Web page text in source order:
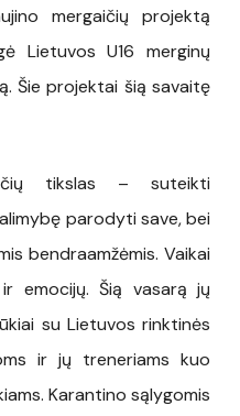
mergaičių projektą
Lietuvos U16 merginų
Šie projektai šią savaitę
tikslas – suteikti
parodyti save, bei
bendraamžėmis. Vaikai
emocijų. Šią vasarą jų
su Lietuvos rinktinės
ir jų treneriams kuo
Karantino sąlygomis